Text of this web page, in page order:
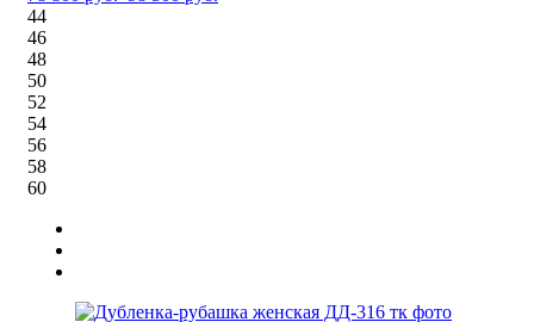
44
46
48
50
52
54
56
58
60